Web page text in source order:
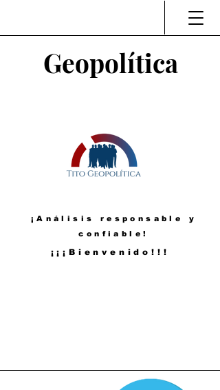
Geopolítica
¡Análisis responsable y
confiable!
¡¡¡Bienvenido!!!